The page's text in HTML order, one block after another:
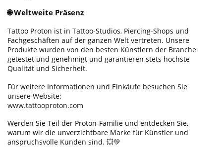
🌐 Weltweite Präsenz
Tattoo Proton ist in Tattoo-Studios, Piercing-Shops und
Fachgeschäften auf der ganzen Welt vertreten. Unsere
Produkte wurden von den besten Künstlern der Branche
getestet und genehmigt und garantieren stets höchste
Qualität und Sicherheit.
Für weitere Informationen und Einkäufe besuchen Sie
unsere Website:
www.tattooproton.com
Werden Sie Teil der Proton-Familie und entdecken Sie,
warum wir die unverzichtbare Marke für Künstler und
anspruchsvolle Kunden sind. 💥💚